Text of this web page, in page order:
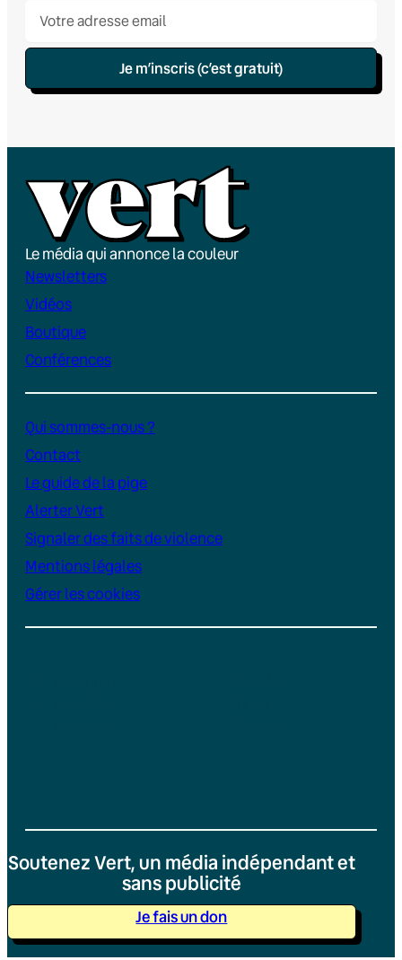
Je m’inscris (c’est gratuit)
Le média qui annonce la couleur
Newsletters
Vidéos
Boutique
Conférences
Qui sommes-nous ?
Contact
Le guide de la pige
Alerter Vert
Signaler des faits de violence
Mentions légales
Gérer les cookies
Soutenez Vert, un média indépendant et
sans publicité
Je fais un don